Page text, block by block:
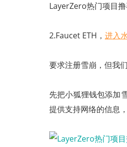
LayerZero热门项目
2.Faucet ETH， 进入
要求注册雪崩，但我
先把小狐狸钱包添加
提供支持网络的信息